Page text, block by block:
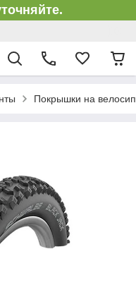
Покрышки на